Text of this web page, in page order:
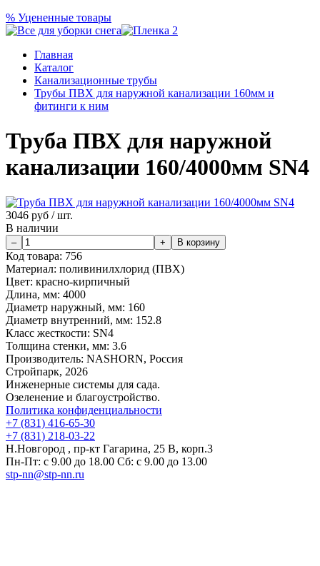
% Уцененные товары
Главная
Каталог
Канализационные трубы
Трубы ПВХ для наружной канализации 160мм и
фитинги к ним
Труба ПВХ для наружной
канализации 160/4000мм SN4
3046 руб / шт.
В наличии
Код товара: 756
Материал: поливинилхлорид (ПВХ)
Цвет: красно-кирпичный
Длина, мм: 4000
Диаметр наружный, мм: 160
Диаметр внутренний, мм: 152.8
Класс жесткости: SN4
Толщина стенки, мм: 3.6
Производитель: NASHORN, Россия
Стройпарк, 2026
Инженерные системы для сада.
Озеленение и благоустройство.
Политика конфиденциальности
+7 (831) 416-65-30
+7 (831) 218-03-22
Н.Новгород , пр-кт Гагарина, 25 В, корп.3
Пн-Пт: с 9.00 до 18.00 Сб: с 9.00 до 13.00
stp-nn@stp-nn.ru